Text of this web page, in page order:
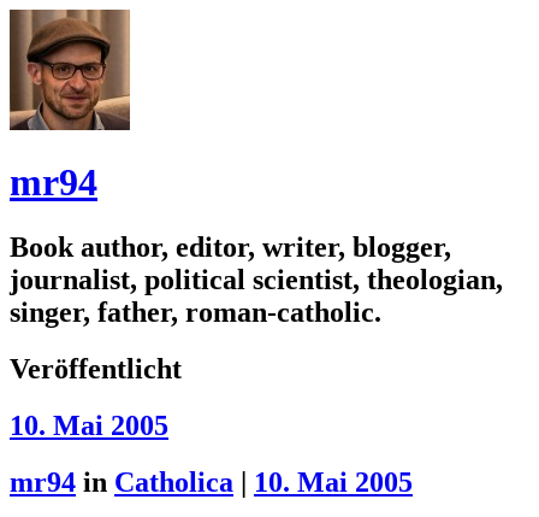
mr94
Book author, editor, writer, blogger,
journalist, political scientist, theologian,
singer, father, roman-catholic.
Veröffentlicht
10. Mai 2005
mr94 in Catholica | 10. Mai 2005